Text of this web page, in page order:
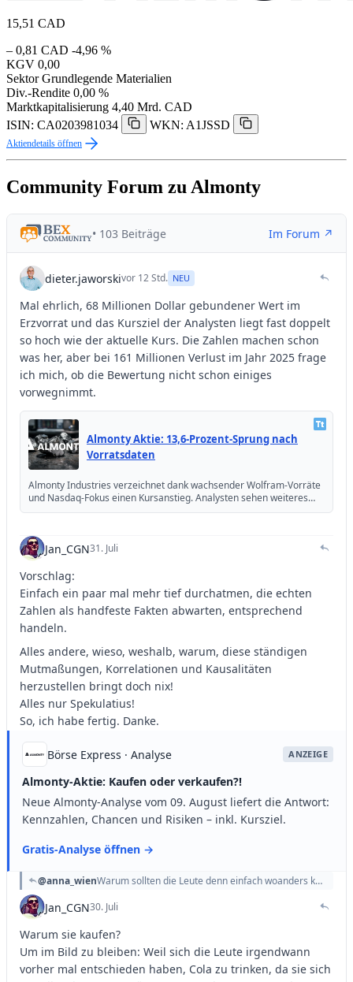
15,51 CAD
– 0,81 CAD -4,96 %
KGV 0,00
Sektor Grundlegende Materialien
Div.-Rendite 0,00 %
Marktkapitalisierung 4,40 Mrd. CAD
ISIN: CA0203981034
WKN: A1JSSD
Aktiendetails öffnen
Community Forum zu Almonty